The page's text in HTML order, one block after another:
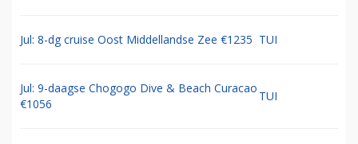
Jul: 8-dg cruise Oost Middellandse Zee €1235 TUI
Jul: 9-daagse Chogogo Dive & Beach Curacao
€1056
TUI